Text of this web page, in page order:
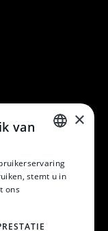
DUTCH
×
van
stemt u in
ons